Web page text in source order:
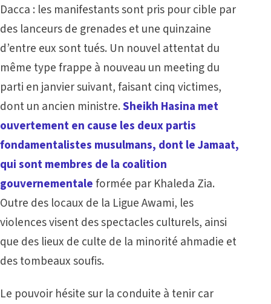
Dacca : les manifestants sont pris pour cible par
des lanceurs de grenades et une quinzaine
d’entre eux sont tués. Un nouvel attentat du
même type frappe à nouveau un meeting du
parti en janvier suivant, faisant cinq victimes,
dont un ancien ministre.Sheikh Hasina met
ouvertement en cause les deux partis
fondamentalistes musulmans, dont le Jamaat,
qui sont membres de la coalition
gouvernementaleformée par Khaleda Zia.
Outre des locaux de la Ligue Awami, les
violences visent des spectacles culturels, ainsi
que des lieux de culte de la minorité ahmadie et
des tombeaux soufis.
Le pouvoir hésite sur la conduite à tenir car